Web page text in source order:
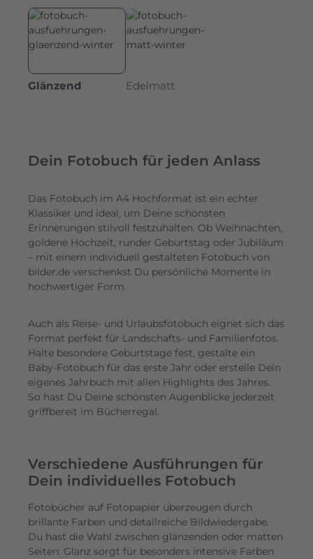
Glänzend Edelmatt
Dein Fotobuch für jeden Anlass
Das Fotobuch im A4 Hochformat ist ein echter
Klassiker und ideal, um Deine schönsten
Erinnerungen stilvoll festzuhalten. Ob Weihnachten,
goldene Hochzeit, runder Geburtstag oder Jubiläum
– mit einem individuell gestalteten Fotobuch von
bilder.de verschenkst Du persönliche Momente in
hochwertiger Form.
Auch als Reise- und Urlaubsfotobuch eignet sich das
Format perfekt für Landschafts- und Familienfotos.
Halte besondere Geburtstage fest, gestalte ein
Baby-Fotobuch für das erste Jahr oder erstelle Dein
eigenes Jahrbuch mit allen Highlights des Jahres.
So hast Du Deine schönsten Augenblicke jederzeit
griffbereit im Bücherregal.
Verschiedene Ausführungen für
Dein individuelles Fotobuch
Fotobücher auf Fotopapier überzeugen durch
brillante Farben und detailreiche Bildwiedergabe.
Du hast die Wahl zwischen glänzenden oder matten
Seiten: Glanz sorgt für besonders intensive Farben